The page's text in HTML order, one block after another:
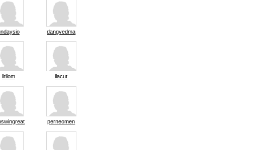
dangvedma
litilom ilacut
perneomen